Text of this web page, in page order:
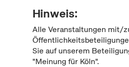
Hinweis:
Alle Veranstaltungen mit/
Sie auf unserem
"Meinung für Köln".